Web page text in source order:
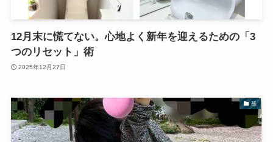
12月末に慌てない。心地よく新年を迎えるための「3
つのリセット」術
2025年12月27日
孫